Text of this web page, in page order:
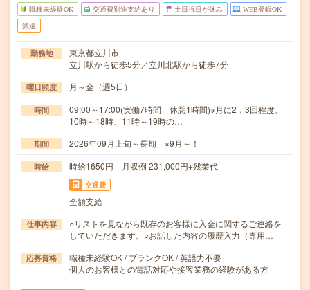
職種未経験OK 交通費別途支給あり 土日祝日が休み WEB登録OK
派遣
勤務地
東京都立川市
立川駅から徒歩5分／立川北駅から徒歩7分
曜日頻度 月～金（週5日）
時間
09:00～17:00(実働7時間 休憩1時間)※月に2，3回程度、
10時～18時、11時～19時の…
期間 2026年09月上旬～長期 ※9月～！
時給 時給1650円 月収例 231,000円+残業代
交通費
全額支給
仕事内容
○リストを見ながら既存のお客様に入金に関するご連絡を
していただきます。○お話した内容の履歴入力（専用…
応募資格
職種未経験OK / ブランクOK / 英語力不要
個人のお客様との電話対応や接客業務の経験がある方